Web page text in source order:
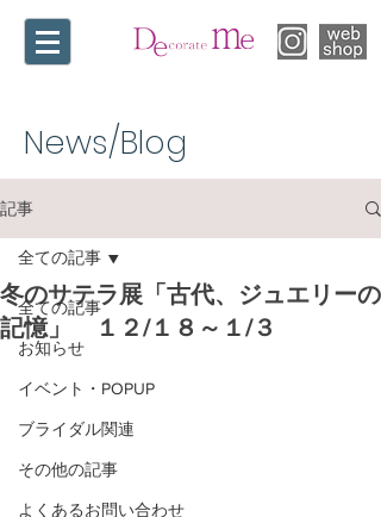
News/Blog​
記事
全ての記事
お知らせ
イベント・POPUP
ブライダル関連
その他の記事
よくあるお問い合わせ
全ての記事
冬のサテラ展「古代、ジュエリーの
記憶」 １２/１８～１/３